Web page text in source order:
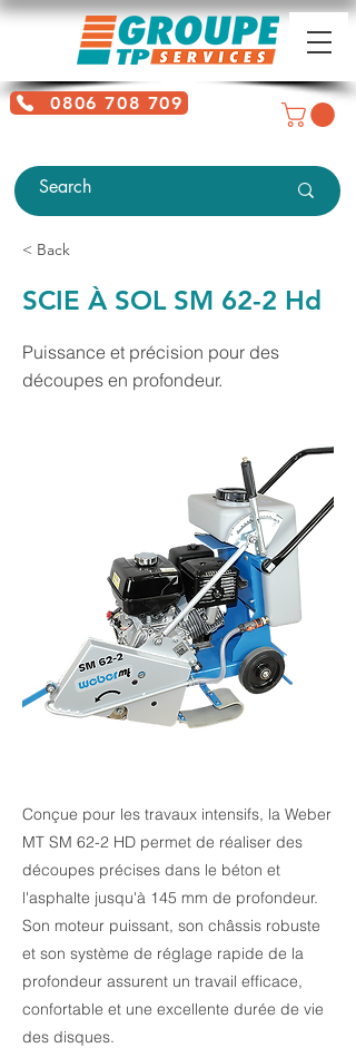
0806 708 709
< Back
SCIE À SOL SM 62-2 Hd
Puissance et précision pour des
découpes en profondeur.
Conçue pour les travaux intensifs, la Weber
MT SM 62-2 HD permet de réaliser des
découpes précises dans le béton et
l'asphalte jusqu'à 145 mm de profondeur.
Son moteur puissant, son châssis robuste
et son système de réglage rapide de la
profondeur assurent un travail efficace,
confortable et une excellente durée de vie
des disques.